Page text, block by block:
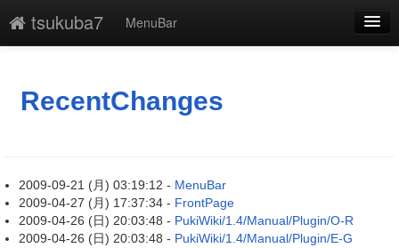
tsukuba7
MenuBar
最終更新
RecentChanges
2009-09-21 (月) 03:19:12 - MenuBar
2009-04-27 (月) 17:37:34 - FrontPage
2009-04-26 (日) 20:03:48 - PukiWiki/1.4/Manual/Plugin/O-R
2009-04-26 (日) 20:03:48 - PukiWiki/1.4/Manual/Plugin/E-G